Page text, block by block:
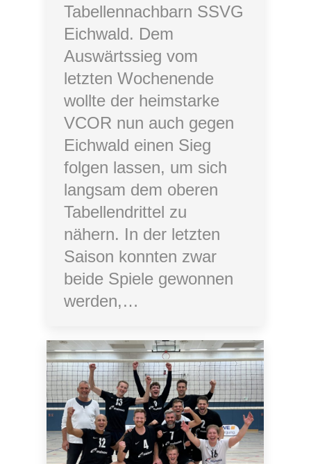
Tabellennachbarn SSVG
Eichwald. Dem
Auswärtssieg vom
letzten Wochenende
wollte der heimstarke
VCOR nun auch gegen
Eichwald einen Sieg
folgen lassen, um sich
langsam dem oberen
Tabellendrittel zu
nähern. In der letzten
Saison konnten zwar
beide Spiele gewonnen
werden,…